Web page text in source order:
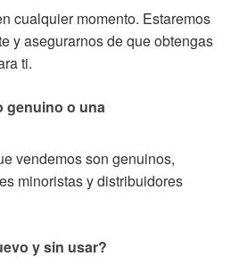
cualquier momento. Estaremos
y asegurarnos de que obtengas
ti.
genuino o una
vendemos son genuinos,
minoristas y distribuidores
y sin usar?